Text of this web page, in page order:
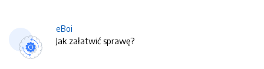
eBoi
Jak załatwić sprawę?